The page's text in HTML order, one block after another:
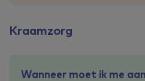
Kraamzorg
Wanneer moet ik me